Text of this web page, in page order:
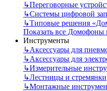
↳Переговорные
↳Системы цифровой
↳Типовые решения
Показать все Домофоны
Инструменты
↳Аксессуары для
↳Аксессуары для
↳Измерительные
↳Лестницы и стремянки
↳Монтажные